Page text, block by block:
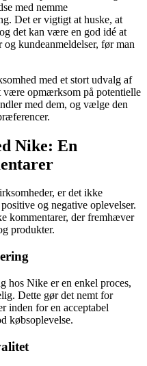
med nemme
Det er vigtigt at huske, at
det kan være en god idé at
kundeanmeldelser, før man
med et stort udvalg af
være opmærksom på potentielle
med dem, og vælge den
Nike: En
er det ikke
og negative oplevelser.
kommentarer, der fremhæver
produkter.
hos Nike er en enkel proces,
Dette gør det nemt for
inden for en acceptabel
købsoplevelse.